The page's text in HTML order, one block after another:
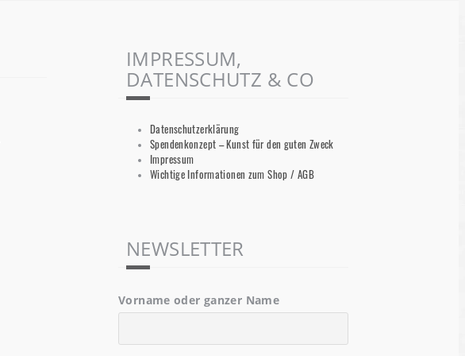
IMPRESSUM,
DATENSCHUTZ & CO
Datenschutzerklärung
Spendenkonzept – Kunst für den guten Zweck
Impressum
Wichtige Informationen zum Shop / AGB
NEWSLETTER
Vorname oder ganzer Name